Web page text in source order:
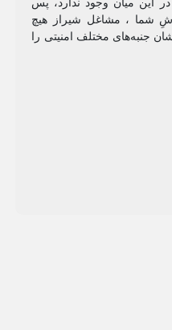
این میان وجود ندارد، پس
شما ، مشاغل شیراز هیچ
جنبه‌های مختلف امنیتی را